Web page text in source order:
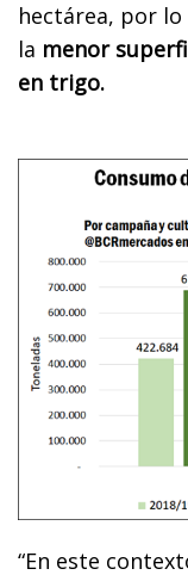
hectárea, por
la menor
en trigo.
“En este